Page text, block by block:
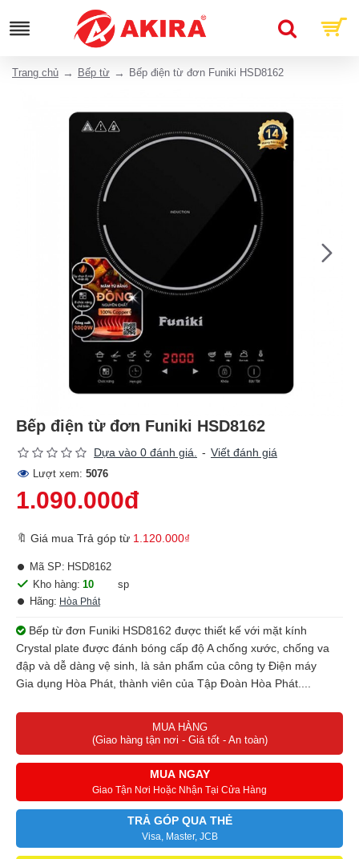
Trang chủ Bếp từ Bếp điện từ đơn Funiki HSD8162
Bếp điện từ đơn Funiki HSD8162
Dựa vào 0 đánh giá. - Viết đánh giá
Lượt xem: 5076
1.090.000đ
🔖 Giá mua Trả góp từ 1.120.000₫
Kho hàng: 10
sp
Hãng: Hòa Phát
Mã SP: HSD8162
Bếp từ đơn Funiki HSD8162 được thiết kế với mặt kính
Crystal plate được đánh bóng cấp độ A chống xước, chống va
đập và dễ dàng vệ sinh, là sản phẩm của công ty Điện máy
Gia dụng Hòa Phát, thành viên của Tập Đoàn Hòa Phát....
MUA HÀNG
(Giao hàng tận nơi - Giá tốt - An toàn)
MUA NGAY
Giao Tận Nơi Hoặc Nhận Tại Cửa Hàng
TRẢ GÓP QUA THẺ
Visa, Master, JCB